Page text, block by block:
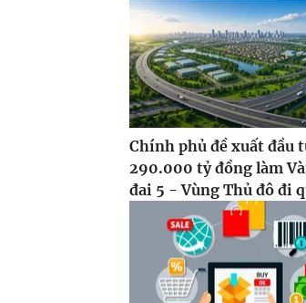
Chính phủ đề xuất đầu
290.000 tỷ đồng làm
đai 5 - Vùng Thủ đô đi